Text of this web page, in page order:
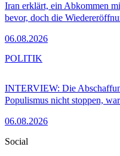
Iran erklärt, ein Abkommen
bevor, doch die
06.08.2026
INTERVIEW: Die
Populismus nicht stoppen,
06.08.2026
POLITIK
Social